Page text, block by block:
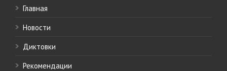
Главная
Новости
Диктовки
Рекомендации